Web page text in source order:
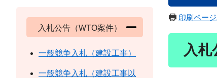
印刷ペー
入札
入札公告（WTO案件）
一般競争入札（建設工事）
一般競争入札（建設工事以